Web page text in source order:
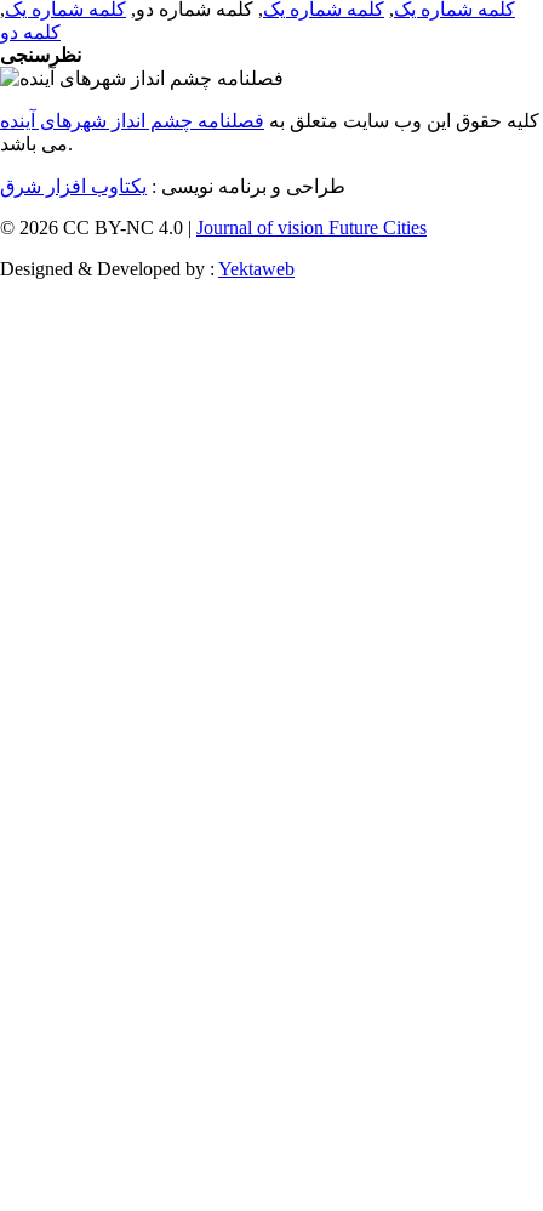
کلمه شماره یک, کلمه شماره یک, کلمه شماره دو, کلمه شماره یک,
کلمه دو
نظرسنجی
کلیه حقوق این وب سایت متعلق به فصلنامه چشم انداز شهرهای آینده
می باشد.
طراحی و برنامه نویسی : یکتاوب افزار شرق
© 2026 CC BY-NC 4.0 | Journal of vision Future Cities
Designed & Developed by : Yektaweb